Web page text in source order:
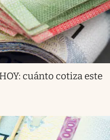
cuánto cotiza este